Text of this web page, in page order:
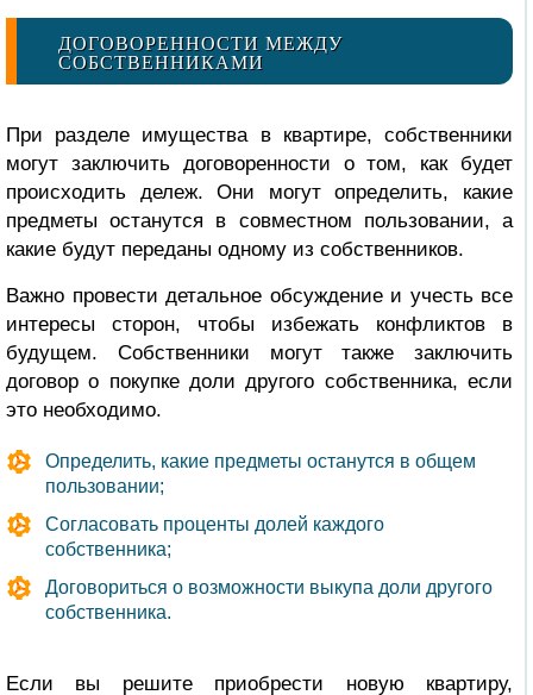
ДОГОВОРЕННОСТИ МЕЖДУ
СОБСТВЕННИКАМИ
При разделе имущества в квартире, собственники
могут заключить договоренности о том, как будет
происходить дележ. Они могут определить, какие
предметы останутся в совместном пользовании, а
какие будут переданы одному из собственников.
Важно провести детальное обсуждение и учесть все
интересы сторон, чтобы избежать конфликтов в
будущем. Собственники могут также заключить
договор о покупке доли другого собственника, если
это необходимо.
Определить, какие предметы останутся в общем
пользовании;
Согласовать проценты долей каждого
собственника;
Договориться о возможности выкупа доли другого
собственника.
Если вы решите приобрести новую квартиру,